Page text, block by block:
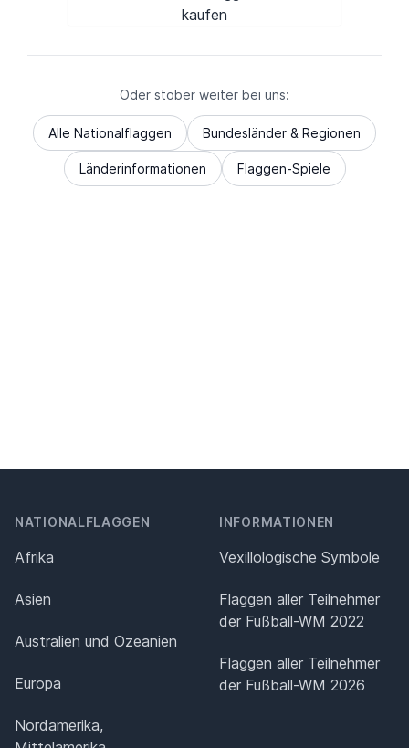
Oder stöber weiter bei uns:
Alle Nationalflaggen Bundesländer & Regionen
Länderinformationen Flaggen-Spiele
NATIONALFLAGGEN
Afrika
Asien
Australien und Ozeanien
Europa
Nordamerika,
INFORMATIONEN
Vexillologische Symbole
Flaggen aller Teilnehmer
der Fußball-WM 2022
Flaggen aller Teilnehmer
der Fußball-WM 2026